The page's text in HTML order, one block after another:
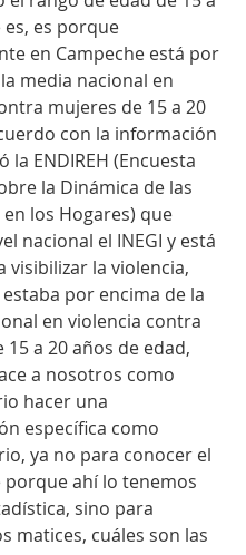
es, es porque
en Campeche está por
media nacional en
mujeres de 15 a 20
con la información
la ENDIREH (Encuesta
la Dinámica de las
en los Hogares) que
nacional el INEGI y está
visibilizar la violencia,
por encima de la
en violencia contra
15 a 20 años de edad,
a nosotros como
hacer una
específica como
ya no para conocer el
ahí lo tenemos
sino para
matices, cuáles son las